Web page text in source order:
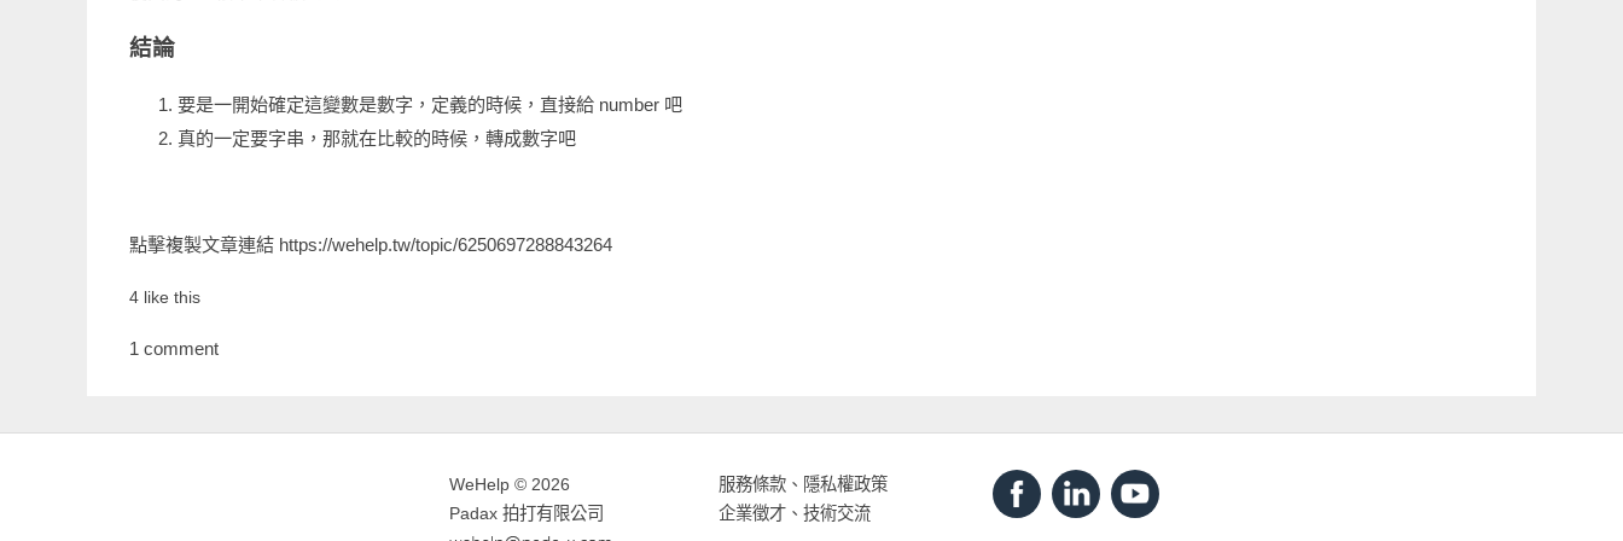
結論
要是一開始確定這變數是數字，定義的時候，直接給 number 吧
真的一定要字串，那就在比較的時候，轉成數字吧
點擊複製文章連結 https://wehelp.tw/topic/6250697288843264
4 like this
1 comment
WeHelp © 2026
Padax 拍打有限公司
服務條款、 隱私權政策
企業徵才、技術交流